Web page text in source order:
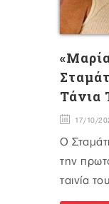
Τάνια
17/10/
Ο
την
ταινία